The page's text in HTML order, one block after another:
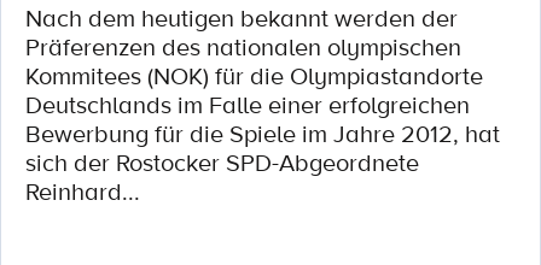
Nach dem heutigen bekannt werden der
Präferenzen des nationalen olympischen
Kommitees (NOK) für die Olympiastandorte
Deutschlands im Falle einer erfolgreichen
Bewerbung für die Spiele im Jahre 2012, hat
sich der Rostocker SPD-Abgeordnete
Reinhard...